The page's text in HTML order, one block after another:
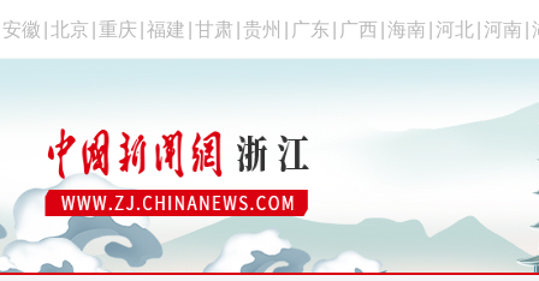
安徽 北京 重庆 福建 甘肃 贵州 广东 广西 海南 河北 河南